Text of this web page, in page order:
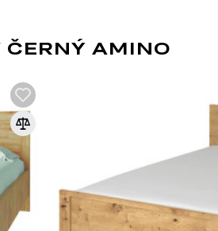
AMINO